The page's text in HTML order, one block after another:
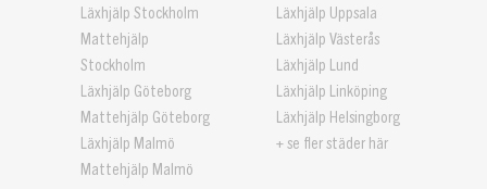
Läxhjälp Stockholm
Mattehjälp
Stockholm
Läxhjälp Göteborg
Mattehjälp Göteborg
Läxhjälp Malmö
Mattehjälp Malmö
Läxhjälp Uppsala
Läxhjälp Västerås
Läxhjälp Lund
Läxhjälp Linköping
Läxhjälp Helsingborg
+ se fler städer här